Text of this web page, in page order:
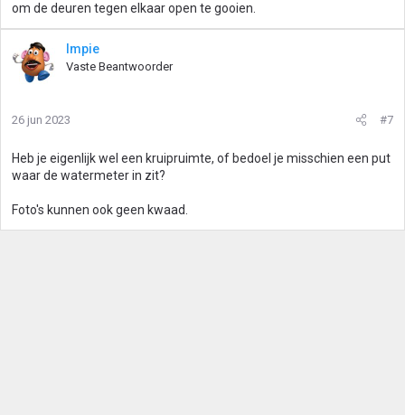
om de deuren tegen elkaar open te gooien.
Impie
Vaste Beantwoorder
26 jun 2023 #7
Heb je eigenlijk wel een kruipruimte, of bedoel je misschien een put
waar de watermeter in zit?
Foto's kunnen ook geen kwaad.